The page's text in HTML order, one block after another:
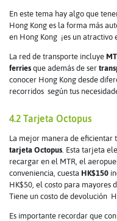
En este tema hay algo que
Hong Kong es la forma más
en Hong Kong ¡es un atractivo
La red de transporte incluye
ferries que además de ser
conocer Hong Kong desde
recorridos según tus
4.2 Tarjeta Octopus
La mejor manera de eficientar
tarjeta Octopus . Esta tarjeta
recargar en el MTR, el
conveniencia, cuesta HK$150
HK$50, el costo para mayores
Tiene un costo de devolución
Es importante recordar que